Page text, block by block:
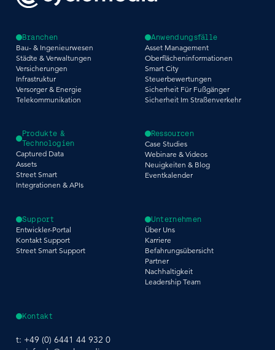
Kontakt
t: +49 (0) 6441 44 932 0
Branchen
Bau- & Ingenieurwesen
Städte & Verwaltungen
Versicherungen
Infrastruktur
Versorger & Energie
Telekommunikation
Anwendungsfälle
Asset Management
Oberflächeninformationen
Smart City
Steuerbewertungen
Sicherheit Für Fußgänger
Sicherheit Im Straßenverkehr
Produkte &
Technologien
Captured Data
Assets
Street Smart
Integrationen & APIs
Ressourcen
Case Studies
Webinare & Videos
Neuigkeiten & Blog
Eventkalender
Support
Entwickler-Portal
Kontakt Support
Street Smart Support
Unternehmen
Über Uns
Karriere
Befahrungsübersicht
Partner
Nachhaltigkeit
Leadership Team